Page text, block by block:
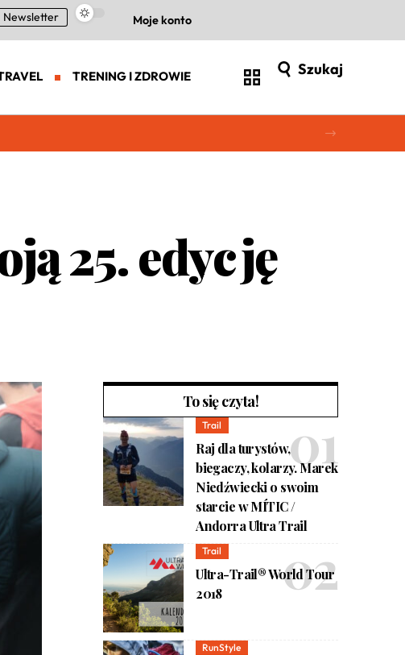
Newsletter Moje konto
TRENING I ZDROWIE Szukaj
25. edycję
To się czyta!
Trail
Raj dla turystów,
biegaczy, kolarzy. Marek
Niedźwiecki o swoim
starcie w MÍTIC /
Andorra Ultra Trail
Trail
Ultra-Trail® World Tour
2018
RunStyle